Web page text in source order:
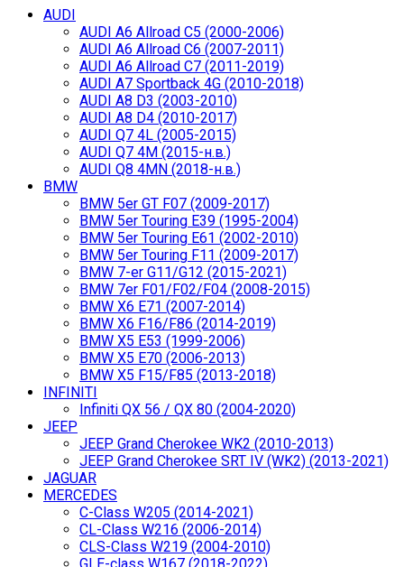
AUDI
AUDI A6 Allroad C5 (2000-2006)
AUDI A6 Allroad C6 (2007-2011)
AUDI A6 Allroad C7 (2011-2019)
AUDI A7 Sportback 4G (2010-2018)
AUDI A8 D3 (2003-2010)
AUDI A8 D4 (2010-2017)
AUDI Q7 4L (2005-2015)
AUDI Q7 4M (2015-н.в.)
AUDI Q8 4MN (2018-н.в.)
BMW
BMW 5er GT F07 (2009-2017)
BMW 5er Touring E39 (1995-2004)
BMW 5er Touring E61 (2002-2010)
BMW 5er Touring F11 (2009-2017)
BMW 7-er G11/G12 (2015-2021)
BMW 7er F01/F02/F04 (2008-2015)
BMW X6 E71 (2007-2014)
BMW X6 F16/F86 (2014-2019)
BMW X5 E53 (1999-2006)
BMW X5 E70 (2006-2013)
BMW X5 F15/F85 (2013-2018)
INFINITI
Infiniti QX 56 / QX 80 (2004-2020)
JEEP
JEEP Grand Cherokee WK2 (2010-2013)
JEEP Grand Cherokee SRT IV (WK2) (2013-2021)
JAGUAR
MERCEDES
C-Class W205 (2014-2021)
CL-Class W216 (2006-2014)
CLS-Class W219 (2004-2010)